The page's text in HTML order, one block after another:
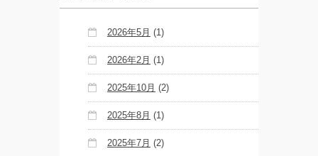
2026年5月 (1)
2026年2月 (1)
2025年10月 (2)
2025年8月 (1)
2025年7月 (2)